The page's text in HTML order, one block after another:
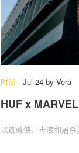
时尚 - Jul 24 by Vera
HUF x
以蜘蛛侠、毒液和屠杀